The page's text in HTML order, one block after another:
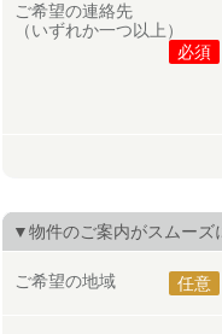
ご希望の連絡先
（いずれか一つ以上）
必須
▼物件のご案内がスムーズ
ご希望の地域 任意